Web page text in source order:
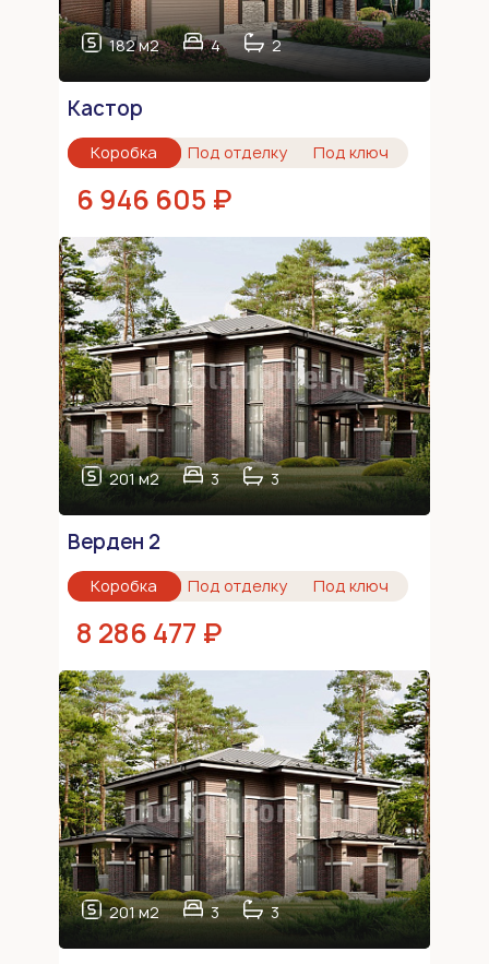
182 м2 4 2
Кастор
Коробка Под отделку Под ключ
6 946 605 ₽
201 м2 3 3
Верден 2
Коробка Под отделку Под ключ
8 286 477 ₽
201 м2 3 3